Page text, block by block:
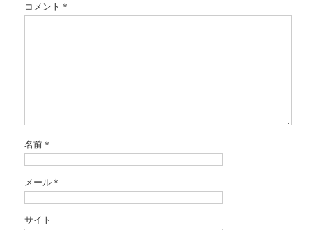
コメント *
名前 *
メール *
サイト